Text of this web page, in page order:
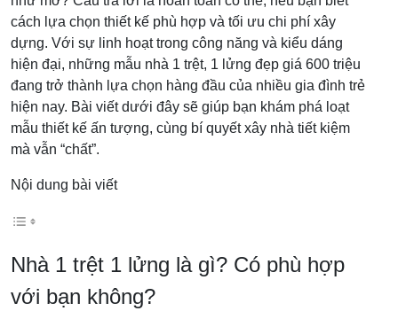
cách lựa chọn thiết kế phù hợp và tối ưu chi phí xây
dựng. Với sự linh hoạt trong công năng và kiểu dáng
hiện đại, những mẫu nhà 1 trệt, 1 lửng đẹp giá 600 triệu
đang trở thành lựa chọn hàng đầu của nhiều gia đình trẻ
hiện nay. Bài viết dưới đây sẽ giúp bạn khám phá loạt
mẫu thiết kế ấn tượng, cùng bí quyết xây nhà tiết kiệm
mà vẫn “chất”.
Nội dung bài viết
Nhà 1 trệt 1 lửng là gì? Có phù hợp
với bạn không?